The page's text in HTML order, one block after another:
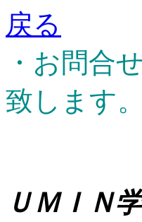
戻る
・お問合
致します。
ＵＭＩＮ